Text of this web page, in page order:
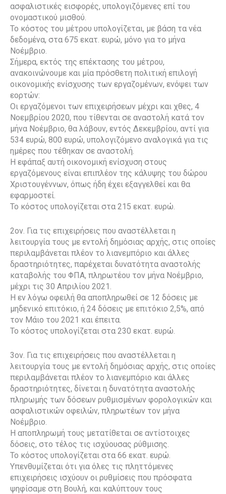
ασφαλιστικές εισφορές, υπολογιζόμενες επί του
ονομαστικού μισθού.
Το κόστος του μέτρου υπολογίζεται, με βάση τα νέα
δεδομένα, στα 675 εκατ. ευρώ, μόνο για το μήνα
Νοέμβριο.
Σήμερα, εκτός της επέκτασης του μέτρου,
ανακοινώνουμε και μία πρόσθετη πολιτική επιλογή
οικονομικής ενίσχυσης των εργαζομένων, ενόψει των
εορτών:
Οι εργαζόμενοι των επιχειρήσεων μέχρι και χθες, 4
Νοεμβρίου 2020, που τίθενται σε αναστολή κατά τον
μήνα Νοέμβριο, θα λάβουν, εντός Δεκεμβρίου, αντί για
534 ευρώ, 800 ευρώ, υπολογιζόμενο αναλογικά για τις
ημέρες που τέθηκαν σε αναστολή.
Η εφάπαξ αυτή οικονομική ενίσχυση στους
εργαζόμενους είναι επιπλέον της κάλυψης του δώρου
Χριστουγέννων, όπως ήδη έχει εξαγγελθεί και θα
εφαρμοστεί.
Το κόστος υπολογίζεται στα 215 εκατ. ευρώ.
2ον. Για τις επιχειρήσεις που αναστέλλεται η
λειτουργία τους με εντολή δημόσιας αρχής, στις οποίες
περιλαμβάνεται πλέον το λιανεμπόριο και άλλες
δραστηριότητες, παρέχεται δυνατότητα αναστολής
καταβολής του ΦΠΑ, πληρωτέου τον μήνα Νοέμβριο,
μέχρι τις 30 Απριλίου 2021.
Η εν λόγω οφειλή θα αποπληρωθεί σε 12 δόσεις με
μηδενικό επιτόκιο, ή 24 δόσεις με επιτόκιο 2,5%, από
τον Μάιο του 2021 και έπειτα.
Το κόστος υπολογίζεται στα 230 εκατ. ευρώ.
3ον. Για τις επιχειρήσεις που αναστέλλεται η
λειτουργία τους με εντολή δημόσιας αρχής, στις οποίες
περιλαμβάνεται πλέον το λιανεμπόριο και άλλες
δραστηριότητες, δίνεται η δυνατότητα αναστολής
πληρωμής των δόσεων ρυθμισμένων φορολογικών και
ασφαλιστικών οφειλών, πληρωτέων τον μήνα
Νοέμβριο.
Η αποπληρωμή τους μετατίθεται σε αντίστοιχες
δόσεις, στο τέλος τις ισχύουσας ρύθμισης.
Το κόστος υπολογίζεται στα 66 εκατ. ευρώ.
Υπενθυμίζεται ότι για όλες τις πληττόμενες
επιχειρήσεις ισχύουν οι ρυθμίσεις που πρόσφατα
ψηφίσαμε στη Βουλή, και καλύπτουν τους